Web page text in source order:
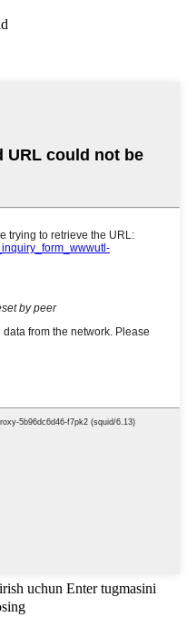
uchun Enter tugmasini